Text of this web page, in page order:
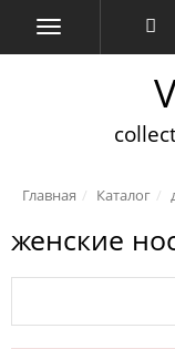
Главная Каталог
женские